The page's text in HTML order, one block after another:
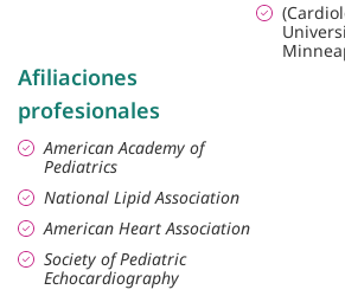
Afiliaciones
profesionales
American Academy of
Pediatrics
National Lipid Association
American Heart Association
Society of Pediatric
Echocardiography